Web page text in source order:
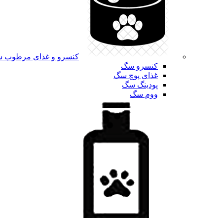
کنسرو و غذای
کنسرو سگ
غذای پوچ سگ
پودینگ سگ
ووم سگ